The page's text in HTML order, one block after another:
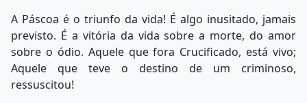
A Páscoa é o triunfo da vida! É algo inusitado, jamais
previsto. É a vitória da vida sobre a morte, do amor
sobre o ódio. Aquele que fora Crucificado, está vivo;
Aquele que teve o destino de um criminoso,
ressuscitou!